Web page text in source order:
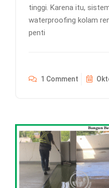
tinggi. Karena itu,
waterproofing kolam
penti
1 Comment